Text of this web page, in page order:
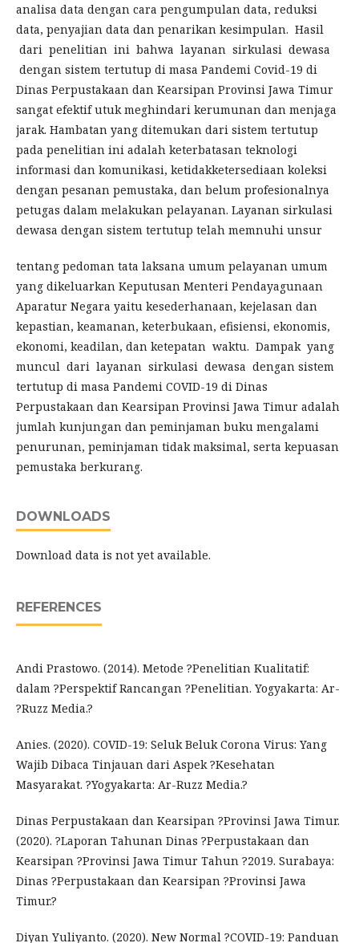
analisa data dengan cara pengumpulan data, reduksi
data, penyajian data dan penarikan kesimpulan. Hasil
dari penelitian ini bahwa layanan sirkulasi dewasa
dengan sistem tertutup di masa Pandemi Covid-19 di
Dinas Perpustakaan dan Kearsipan Provinsi Jawa Timur
sangat efektif utuk meghindari kerumunan dan menjaga
jarak. Hambatan yang ditemukan dari sistem tertutup
pada penelitian ini adalah keterbatasan teknologi
informasi dan komunikasi, ketidakketersediaan koleksi
dengan pesanan pemustaka, dan belum profesionalnya
petugas dalam melakukan pelayanan. Layanan sirkulasi
dewasa dengan sistem tertutup telah memnuhi unsur
tentang pedoman tata laksana umum pelayanan umum
yang dikeluarkan Keputusan Menteri Pendayagunaan
Aparatur Negara yaitu kesederhanaan, kejelasan dan
kepastian, keamanan, keterbukaan, efisiensi, ekonomis,
ekonomi, keadilan, dan ketepatan waktu. Dampak yang
muncul dari layanan sirkulasi dewasa dengan sistem
tertutup di masa Pandemi COVID-19 di Dinas
Perpustakaan dan Kearsipan Provinsi Jawa Timur adalah
jumlah kunjungan dan peminjaman buku mengalami
penurunan, peminjaman tidak maksimal, serta kepuasan
pemustaka berkurang.
DOWNLOADS
Download data is not yet available.
REFERENCES
Andi Prastowo. (2014). Metode ?Penelitian Kualitatif:
dalam ?Perspektif Rancangan ?Penelitian. Yogyakarta: Ar-
?Ruzz Media.?
Anies. (2020). COVID-19: Seluk Beluk Corona Virus: Yang
Wajib Dibaca Tinjauan dari Aspek ?Kesehatan
Masyarakat. ?Yogyakarta: Ar-Ruzz Media.?
Dinas Perpustakaan dan Kearsipan ?Provinsi Jawa Timur.
(2020). ?Laporan Tahunan Dinas ?Perpustakaan dan
Kearsipan ?Provinsi Jawa Timur Tahun ?2019. Surabaya:
Dinas ?Perpustakaan dan Kearsipan ?Provinsi Jawa
Timur.?
Diyan Yuliyanto. (2020). New Normal ?COVID-19: Panduan